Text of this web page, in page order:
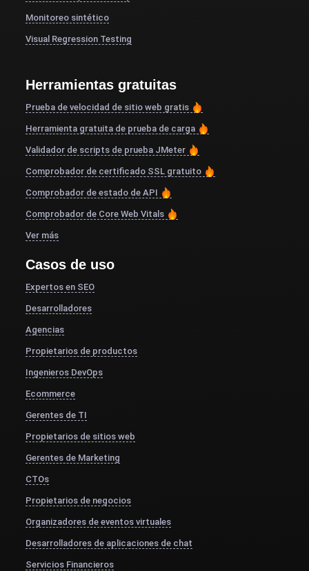
Monitoreo sintético
Visual Regression Testing
Herramientas gratuitas
Prueba de velocidad de sitio web gratis
Herramienta gratuita de prueba de carga
Validador de scripts de prueba JMeter
Comprobador de certificado SSL gratuito
Comprobador de estado de API
Comprobador de Core Web Vitals
Ver más
Casos de uso
Expertos en SEO
Desarrolladores
Agencias
Propietarios de productos
Ingenieros DevOps
Ecommerce
Gerentes de TI
Propietarios de sitios web
Gerentes de Marketing
CTOs
Propietarios de negocios
Organizadores de eventos virtuales
Desarrolladores de aplicaciones de chat
Servicios Financieros